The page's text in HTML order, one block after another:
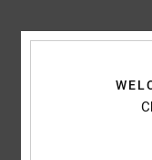
Unas zapatillas muy
Mostrar original - Deutsch